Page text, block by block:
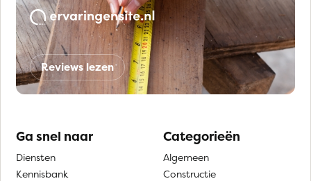
Reviews lezen
Ga snel naar
Diensten
Kennisbank
Categorieën
Algemeen
Constructie